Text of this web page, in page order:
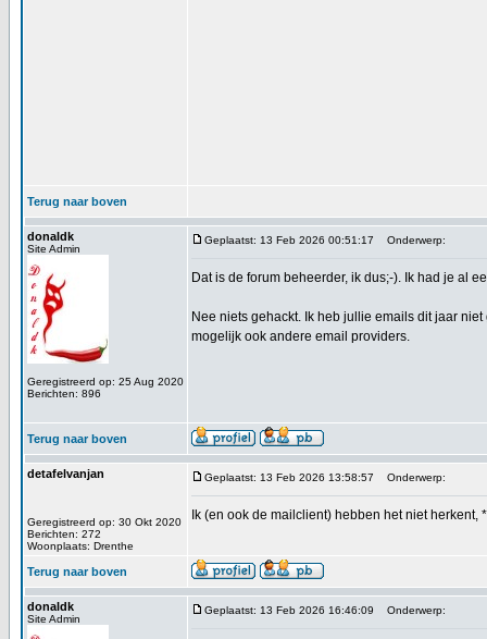
Terug naar boven
donaldk
Site Admin
Geregistreerd op: 25 Aug 2020
Berichten: 896
Geplaatst: 13 Feb 2026 00:51:17 Onderwerp:
Dat is de forum beheerder, ik dus;-). Ik had je al
Nee niets gehackt. Ik heb jullie emails dit jaar
mogelijk ook andere email providers.
Terug naar boven
detafelvanjan
Geregistreerd op: 30 Okt 2020
Berichten: 272
Woonplaats: Drenthe
Geplaatst: 13 Feb 2026 13:58:57 Onderwerp:
Ik (en ook de mailclient) hebben het niet
Terug naar boven
donaldk
Site Admin
Geplaatst: 13 Feb 2026 16:46:09 Onderwerp: